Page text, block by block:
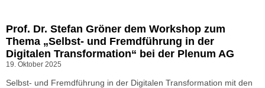
Prof. Dr. Stefan Gröner dem Workshop zum
Thema „Selbst- und Fremdführung in der
Digitalen Transformation“ bei der Plenum AG
19. Oktober 2025
Selbst- und Fremdführung in der Digitalen Transformation mit den